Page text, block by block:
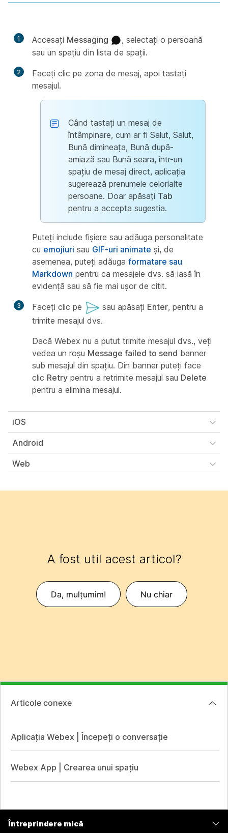
1 Accesaţi Messaging
, selectați o persoană
sau un spațiu din lista de spații.
2
Faceți clic pe zona de mesaj, apoi tastați
mesajul.
Când tastați un mesaj de
întâmpinare, cum ar fi Salut, Salut,
Bună dimineața, Bună după-
amiază sau Bună seara, într-un
spațiu de mesaj direct, aplicația
sugerează prenumele celorlalte
persoane. Doar apăsați Tab
pentru a accepta sugestia.
Puteți include fișiere sau adăuga personalitate
cu emojiuri sau GIF-uri animate și, de
asemenea, puteți adăuga formatare sau
Markdown pentru ca mesajele dvs. să iasă în
evidență sau să fie mai ușor de citit.
3 Faceți clic pe sau apăsați Enter, pentru a
trimite mesajul dvs.
Dacă Webex nu a putut trimite mesajul dvs., veți
vedea un roșu Message failed to send banner
sub mesajul din spațiu. Din banner puteți face
clic Retry pentru a retrimite mesajul sau Delete
pentru a elimina mesajul.
iOS
Android
Web
A fost util acest articol?
Da, mulțumim! Nu chiar
Articole conexe
Aplicația Webex | Începeți o conversație
Webex App | Crearea unui spațiu
Întreprindere mică